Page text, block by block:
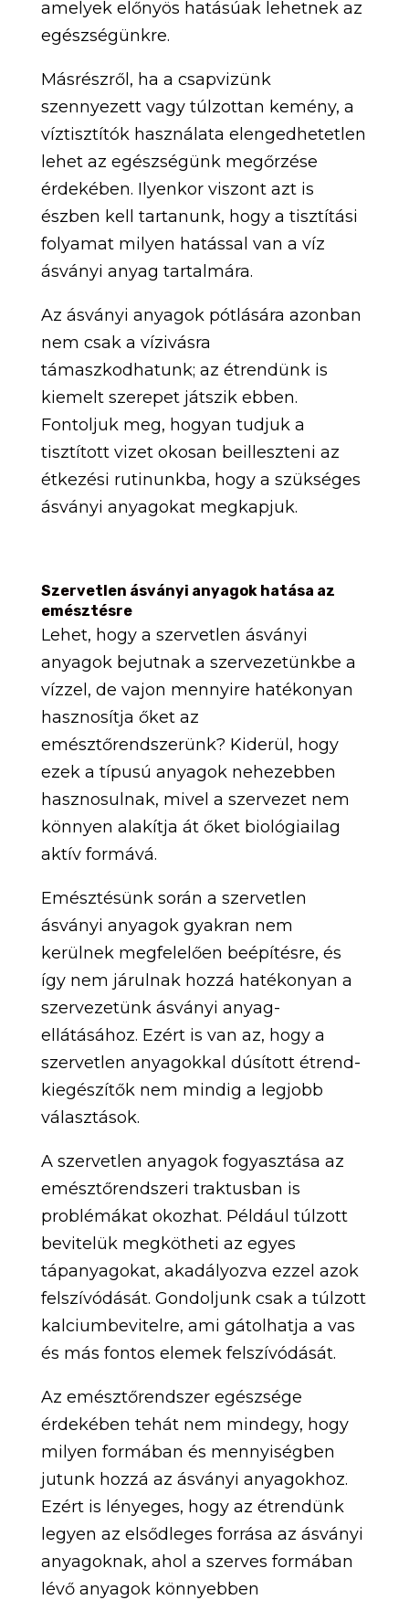
amelyek előnyös hatásúak lehetnek az
egészségünkre.
Másrészről, ha a csapvizünk
szennyezett vagy túlzottan kemény, a
víztisztítók használata elengedhetetlen
lehet az egészségünk megőrzése
érdekében. Ilyenkor viszont azt is
észben kell tartanunk, hogy a tisztítási
folyamat milyen hatással van a víz
ásványi anyag tartalmára.
Az ásványi anyagok pótlására azonban
nem csak a vízivásra
támaszkodhatunk; az étrendünk is
kiemelt szerepet játszik ebben.
Fontoljuk meg, hogyan tudjuk a
tisztított vizet okosan beilleszteni az
étkezési rutinunkba, hogy a szükséges
ásványi anyagokat megkapjuk.
Szervetlen ásványi anyagok hatása az
emésztésre
Lehet, hogy a szervetlen ásványi
anyagok bejutnak a szervezetünkbe a
vízzel, de vajon mennyire hatékonyan
hasznosítja őket az
emésztőrendszerünk? Kiderül, hogy
ezek a típusú anyagok nehezebben
hasznosulnak, mivel a szervezet nem
könnyen alakítja át őket biológiailag
aktív formává.
Emésztésünk során a szervetlen
ásványi anyagok gyakran nem
kerülnek megfelelően beépítésre, és
így nem járulnak hozzá hatékonyan a
szervezetünk ásványi anyag-
ellátásához. Ezért is van az, hogy a
szervetlen anyagokkal dúsított étrend-
kiegészítők nem mindig a legjobb
választások.
A szervetlen anyagok fogyasztása az
emésztőrendszeri traktusban is
problémákat okozhat. Például túlzott
bevitelük megkötheti az egyes
tápanyagokat, akadályozva ezzel azok
felszívódását. Gondoljunk csak a túlzott
kalciumbevitelre, ami gátolhatja a vas
és más fontos elemek felszívódását.
Az emésztőrendszer egészsége
érdekében tehát nem mindegy, hogy
milyen formában és mennyiségben
jutunk hozzá az ásványi anyagokhoz.
Ezért is lényeges, hogy az étrendünk
legyen az elsődleges forrása az ásványi
anyagoknak, ahol a szerves formában
lévő anyagok könnyebben